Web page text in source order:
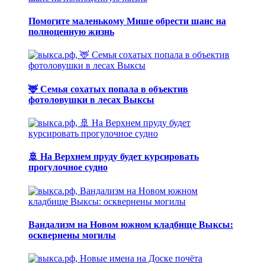
Помогите маленькому Мише обрести шанс на
полноценную жизнь
🦌 Семья сохатых попала в объектив
фотоловушки в лесах Выксы
🚢 На Верхнем пруду будет курсировать
прогулочное судно
Вандализм на Новом южном кладбище Выксы:
осквернены могилы